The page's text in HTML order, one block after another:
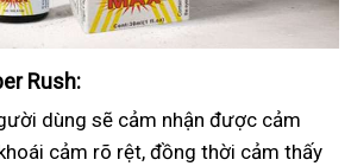
Rush:
dùng sẽ cảm nhận được cảm
cảm rõ rệt, đồng thời cảm thấy